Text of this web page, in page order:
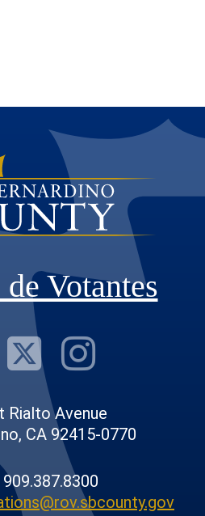
Votantes
Our
VisitVisit
Rialto Avenue
CA 92415-0770
909.387.8300